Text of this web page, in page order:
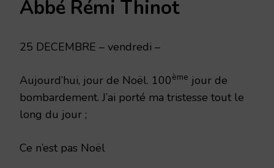
1914
Abbé Rémi Thinot
25 DECEMBRE – vendredi –
Aujourd’hui, jour de Noël. 100ème jour de
bombardement. J’ai porté ma tristesse tout le
long du jour ;
Ce n’est pas Noël